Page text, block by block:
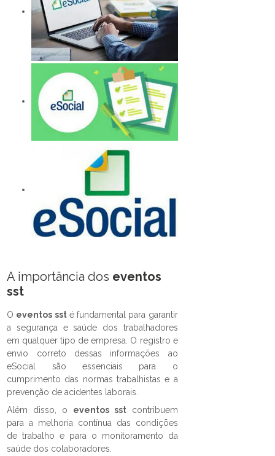
A importância dos eventos
sst
O eventos ssté fundamental para garantir
a segurança e saúde dos trabalhadores
em qualquer tipo de empresa. O registro e
envio correto dessas informações ao
eSocial são essenciais para o
cumprimento das normas trabalhistas e a
prevenção de acidentes laborais.
Além disso, o eventos sstcontribuem
para a melhoria contínua das condições
de trabalho e para o monitoramento da
saúde dos colaboradores.